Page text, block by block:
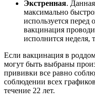
Экстренная.
максимально
используется
вакцинация
исполнится неделя,
Если вакцинация в
могут быть выбраны
прививки все равно
соблюдении всех
течение 22 лет.